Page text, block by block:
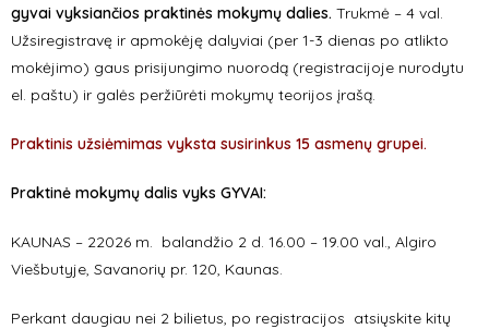
gyvai vyksiančios praktinės mokymų dalies. Trukmė – 4 val.
Užsiregistravę ir apmokėję dalyviai (per 1-3 dienas po atlikto
mokėjimo) gaus prisijungimo nuorodą (registracijoje nurodytu
el. paštu) ir galės peržiūrėti mokymų teorijos įrašą.
Praktinis užsiėmimas vyksta susirinkus 15 asmenų grupei.
Praktinė mokymų dalis vyks GYVAI:
KAUNAS – 22026 m. balandžio 2 d. 16.00 – 19.00 val., Algiro
Viešbutyje, Savanorių pr. 120, Kaunas.
Perkant daugiau nei 2 bilietus, po registracijos atsiųskite kitų